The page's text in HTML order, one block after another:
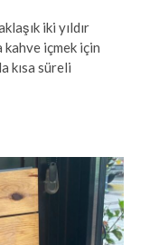
iki yıldır
kahve içmek için
kısa süreli